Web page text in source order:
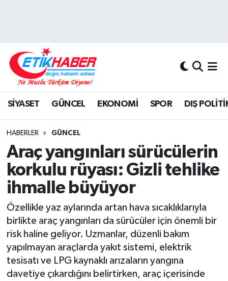
SİYASET GÜNCEL EKONOMİ SPOR DIŞ
HABERLER GÜNCEL
Araç yangınları sürücülerin
korkulu rüyası: Gizli tehlike
ihmalle büyüyor
Özellikle yaz aylarında artan hava sıcaklıklarıyla
birlikte araç yangınları da sürücüler için önemli bir
risk haline geliyor. Uzmanlar, düzenli bakım
yapılmayan araçlarda yakıt sistemi, elektrik
tesisatı ve LPG kaynaklı arızaların yangına
davetiye çıkardığını belirtirken, araç içerisinde
DIŞ POLİTİKA
KÖŞE YAZILARI
KÜLTÜR-SANAT-MAGAZİN
MEDYA
ÖZEL HABER
RÖPORTAJLAR
Hava Durumu
Tüm Manşetler
Son Dakika Haberleri
Haber Arşivi